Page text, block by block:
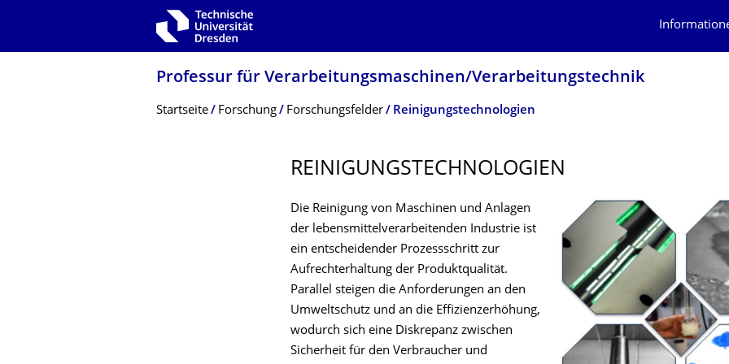
Zur Hauptnavigation springen
Professur für Verarbeitungs­maschinen/Verarbeitungstech­nik
Breadcrumb-Menü
Startseite Forschung Forschungsfelder Reinigungstechnologien
REINIGUNGSTECH­NOLOGIEN
Die Reinigung von Maschinen und Anlagen
der lebensmittelverarbeitenden Industrie ist
ein entscheidender Prozessschritt zur
Aufrechterhaltung der Produktqualität.
Parallel steigen die Anforderungen an den
Umweltschutz und an die Effizienzerhöhung,
wodurch sich eine Diskrepanz zwischen
Sicherheit für den Verbraucher und